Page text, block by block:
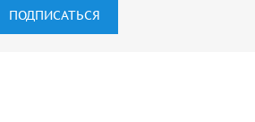
ПОДПИСАТЬСЯ